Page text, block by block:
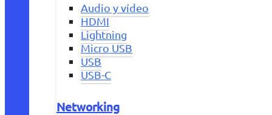
Audio y vídeo
HDMI
Lightning
Micro USB
USB
USB-C
Networking